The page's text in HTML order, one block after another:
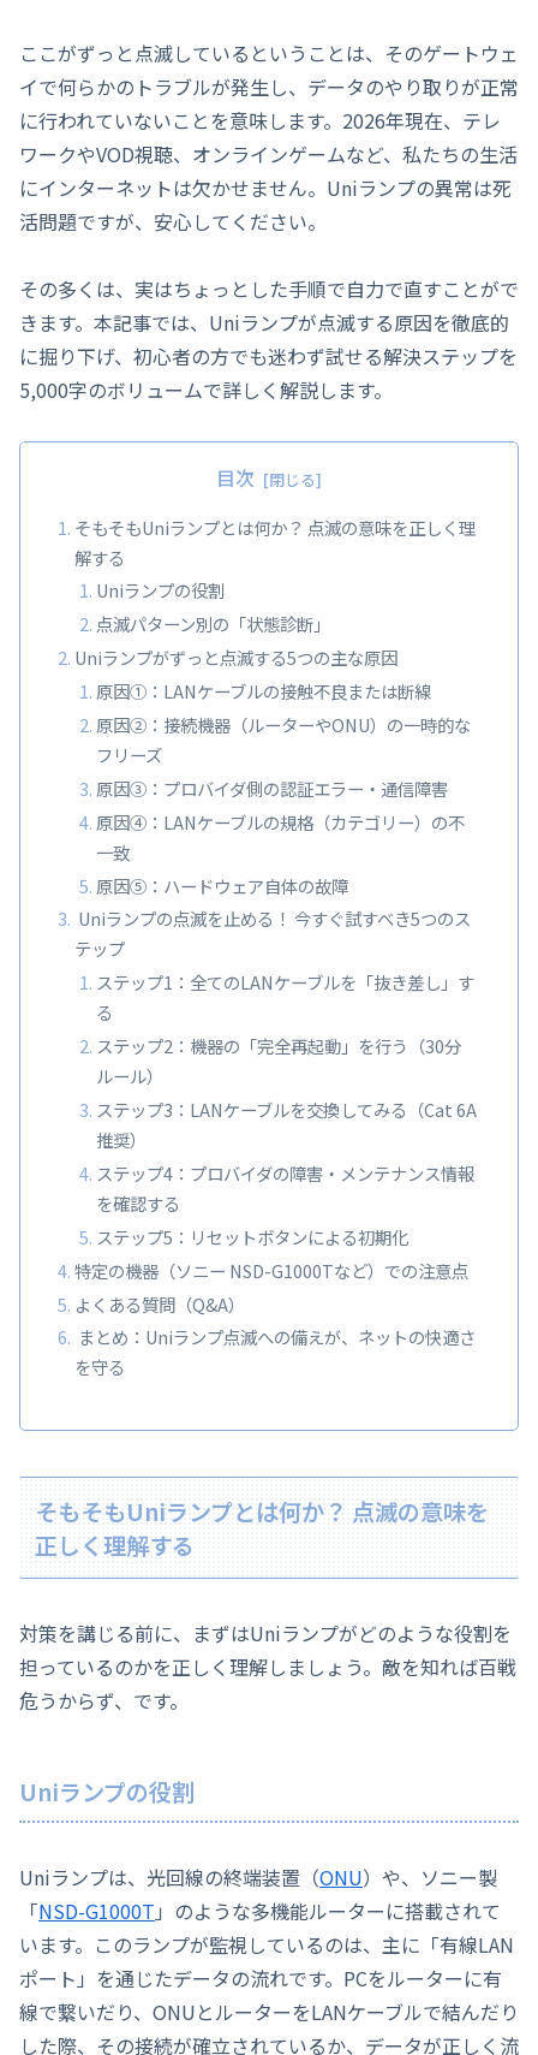
ここがずっと点滅しているということは、そのゲートウェ
イで何らかのトラブルが発生し、データのやり取りが正常
に行われていないことを意味します。2026年現在、テレ
ワークやVOD視聴、オンラインゲームなど、私たちの生活
にインターネットは欠かせません。Uniランプの異常は死
活問題ですが、安心してください。
その多くは、実はちょっとした手順で自力で直すことがで
きます。本記事では、Uniランプが点滅する原因を徹底的
に掘り下げ、初心者の方でも迷わず試せる解決ステップを
5,000字のボリュームで詳しく解説します。
目次
そもそもUniランプとは何か？ 点滅の意味を正しく理
解する
Uniランプの役割
点滅パターン別の「状態診断」
Uniランプがずっと点滅する5つの主な原因
原因①：LANケーブルの接触不良または断線
原因②：接続機器（ルーターやONU）の一時的な
フリーズ
原因③：プロバイダ側の認証エラー・通信障害
原因④：LANケーブルの規格（カテゴリー）の不
一致
原因⑤：ハードウェア自体の故障
Uniランプの点滅を止める！ 今すぐ試すべき5つのス
テップ
ステップ1：全てのLANケーブルを「抜き差し」す
る
ステップ2：機器の「完全再起動」を行う（30分
ルール）
ステップ3：LANケーブルを交換してみる（Cat 6A
推奨）
ステップ4：プロバイダの障害・メンテナンス情報
を確認する
ステップ5：リセットボタンによる初期化
特定の機器（ソニー NSD-G1000Tなど）での注意点
よくある質問（Q&A）
まとめ：Uniランプ点滅への備えが、ネットの快適さ
を守る
そもそもUniランプとは何か？ 点滅の意味を
正しく理解する
対策を講じる前に、まずはUniランプがどのような役割を
担っているのかを正しく理解しましょう。敵を知れば百戦
危うからず、です。
Uniランプの役割
Uniランプは、光回線の終端装置（ONU）や、ソニー製
「NSD-G1000T 」のような多機能ルーターに搭載されて
います。このランプが監視しているのは、主に「有線LAN
ポート」を通じたデータの流れです。PCをルーターに有
線で繋いだり、ONUとルーターをLANケーブルで結んだり
した際、その接続が確立されているか、データが正しく流